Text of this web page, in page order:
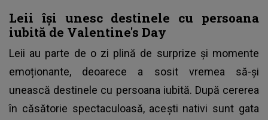
Leii își unesc destinele cu persoana
iubită de Valentine's Day
Leii au parte de o zi plină de surprize și momente
emoționante, deoarece a sosit vremea să-și
unească destinele cu persoana iubită. După cererea
în căsătorie spectaculoasă, acești nativi sunt gata